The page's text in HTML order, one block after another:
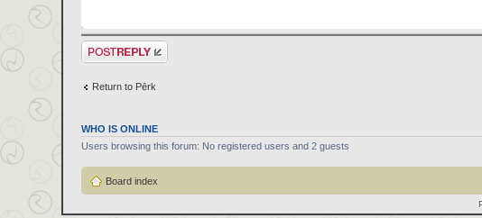
Post a reply
Return to Pērk
WHO IS ONLINE
Users browsing this forum: No registered users and 2 guests
Board index